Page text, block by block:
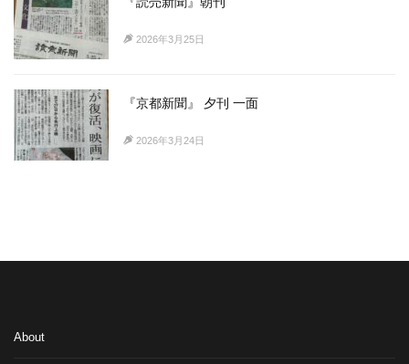
2026年3月25日
『京都新聞』 夕刊 一面
2026年3月24日
About